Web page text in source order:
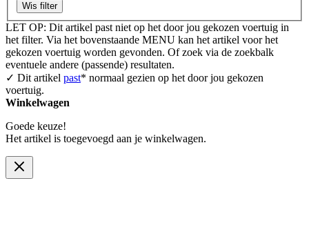
Wis filter
LET OP: Dit artikel past niet op het door jou gekozen voertuig in
het filter. Via het bovenstaande MENU kan het artikel voor het
gekozen voertuig worden gevonden. Of zoek via de zoekbalk
eventuele andere (passende) resultaten.
✓ Dit artikel past* normaal gezien op het door jou gekozen
voertuig.
Winkelwagen
Goede keuze!
Het artikel is toegevoegd aan je winkelwagen.